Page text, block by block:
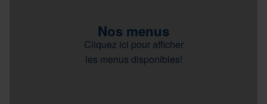
Nos menus
Cliquez ici pour afficher
les menus disponibles!